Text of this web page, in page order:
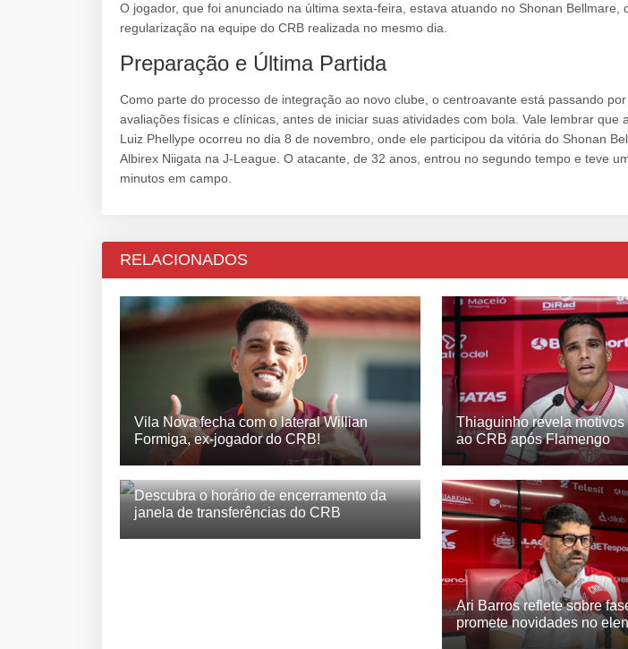
O jogador, que foi anunciado na última sexta-feira, estava atuando no Shonan Bellmare,
regularização na equipe do CRB realizada no mesmo dia.
Preparação e Última Partida
Como parte do processo de integração ao novo clube, o centroavante está passando
avaliações físicas e clínicas, antes de iniciar suas atividades com bola. Vale lembrar que
Luiz Phellype ocorreu no dia 8 de novembro, onde ele participou da vitória do Shonan
Albirex Niigata na J-League. O atacante, de 32 anos, entrou no segundo tempo e teve
minutos em campo.
RELACIONADOS
Vila Nova fecha com o lateral Willian
Formiga, ex-jogador do CRB!
Thiaguinho revela
ao CRB após Flamengo
Descubra o horário de encerramento da
janela de transferências do CRB
Ari Barros reflete sobre
promete novidades no